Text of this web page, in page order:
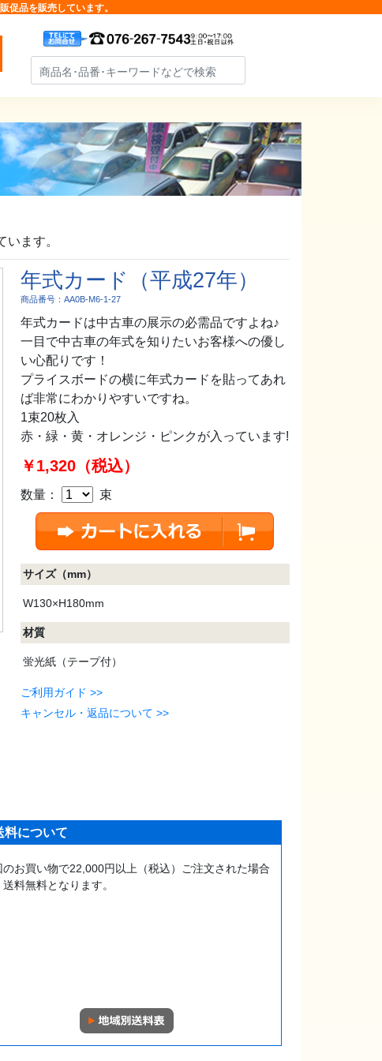
促品を販売しています。
ます。
年式カード（平成27年）
商品番号：AA0B-M6-1-27
年式カードは中古車の展示の必需品ですよね♪
一目で中古車の年式を知りたいお客様への優し
い心配りです！
プライスボードの横に年式カードを貼ってあれ
ば非常にわかりやすいですね。
1束20枚入
赤・緑・黄・オレンジ・ピンクが入っています!
￥1,320（税込）
数量： 束
サイズ（mm）
W130×H180mm
材質
蛍光紙（テープ付）
ご利用ガイド >>
キャンセル・返品について >>
料について
のお買い物で22,000円以上（税込）ご注文された場合
送料無料となります。